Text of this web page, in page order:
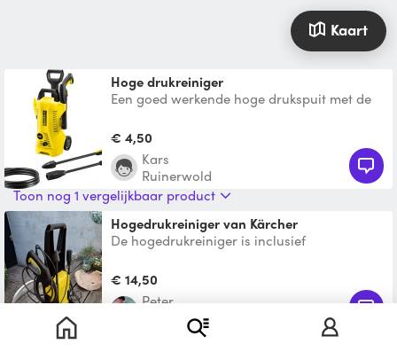
Kaart
Hoge drukreiniger
Een goed werkende hoge drukspuit met de
€ 4,50
Kars
Ruinerwold
Toon nog 1 vergelijkbaar product
hogedrukreiniger van Kärcher
De hogedrukreiniger is inclusief
€ 14,50
Peter
Meppel